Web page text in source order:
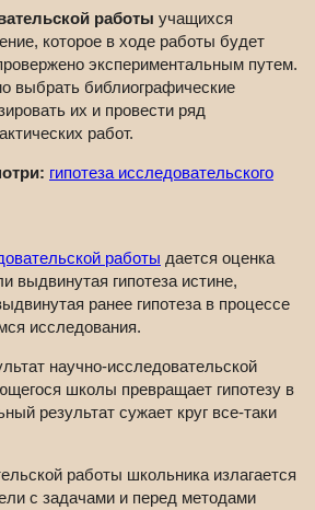
работы учащихся
которое в ходе работы будет
экспериментальным путем.
выбрать библиографические
их и провести ряд
работ.
гипотеза исследовательского
работы дается оценка
выдвинутая гипотеза истине,
ранее гипотеза в процессе
исследования.
научно-исследовательской
школы превращает гипотезу в
результат сужает круг все-таки
работы школьника излагается
с задачами и перед методами